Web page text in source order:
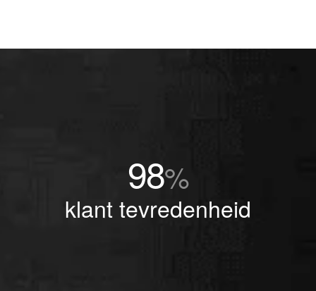
98%
klant tevredenheid